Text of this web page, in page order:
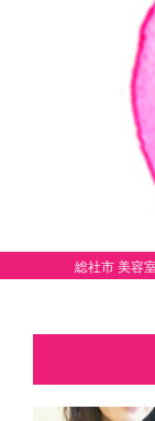
総社市 美容